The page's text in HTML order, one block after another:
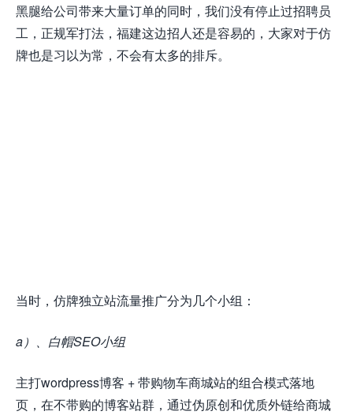
黑腿给公司带来大量订单的同时，我们没有停止过招聘员
工，正规军打法，福建这边招人还是容易的，大家对于仿
牌也是习以为常，不会有太多的排斥。
当时，仿牌独立站流量推广分为几个小组：
a）、白帽SEO小组
主打wordpress博客 + 带购物车商城站的组合模式落地
页，在不带购的博客站群，通过伪原创和优质外链给商城